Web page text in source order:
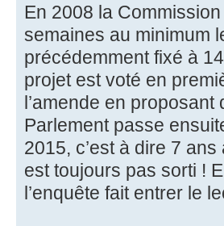
En 2008 la
semaines au minimum
précédemment fixé à
projet est voté en
l’amende en
Parlement passe
2015, c’est à dire 7
est toujours pas sorti !
l’enquête fait entrer le